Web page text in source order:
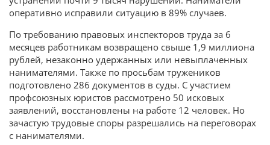
оперативно исправили ситуацию в 89% случаев.
По требованию правовых инспекторов труда за 6
месяцев работникам возвращено свыше 1,9 миллиона
рублей, незаконно удержанных или невыплаченных
нанимателями. Также по просьбам тружеников
подготовлено 286 документов в суды. С участием
профсоюзных юристов рассмотрено 50 исковых
заявлений, восстановлены на работе 12 человек. Но
зачастую трудовые споры разрешались на переговорах
с нанимателями.